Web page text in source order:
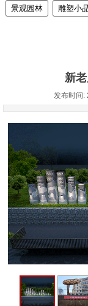
景观园林 雕塑小
新
发布时间: